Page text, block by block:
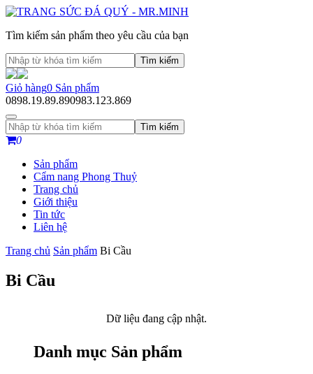
Tìm kiếm sản phẩm theo yêu cầu của bạn
Tìm kiếm
Giỏ hàng0 Sản phẩm
0898.19.89.890983.123.869
Tìm kiếm
0
Sản phẩm
Cẩm nang Phong Thuỷ
Trang chủ
Giới thiệu
Tin tức
Liên hệ
Trang chủ Sản phẩm Bi Cầu
Bi Cầu
Dữ liệu đang cập nhật.
Danh mục Sản phẩm